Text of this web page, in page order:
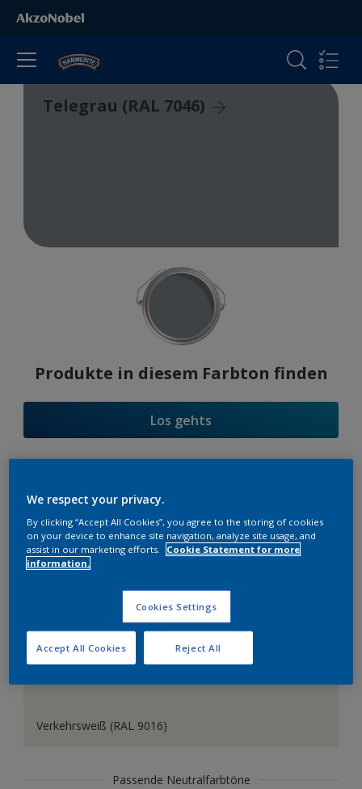
Telegrau (RAL 7046)
Produkte in diesem Farbton finden
Los gehts
Farbauswahl
Verkehrsweiß (RAL 9016)
Passende Neutralfarbtöne
We respect your privacy.
By clicking “Accept All Cookies”, you agree to the storing of cookies
on your device to enhance site navigation, analyze site usage, and
assist in our marketing efforts.
Cookie Statement for more
information.
Cookies Settings
Reject All
Accept All Cookies